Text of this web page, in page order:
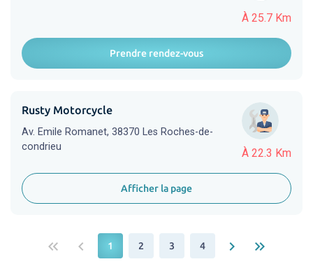
À 25.7 Km
Prendre rendez-vous
À 22.3 Km
Rusty Motorcycle
Av. Emile Romanet, 38370 Les Roches-de-
condrieu
Afficher la page
keyboard_double_arrow_left keyboard_arrow_left 1 2 3 4 keyboard_arrow_right keyboard_double_arrow_right